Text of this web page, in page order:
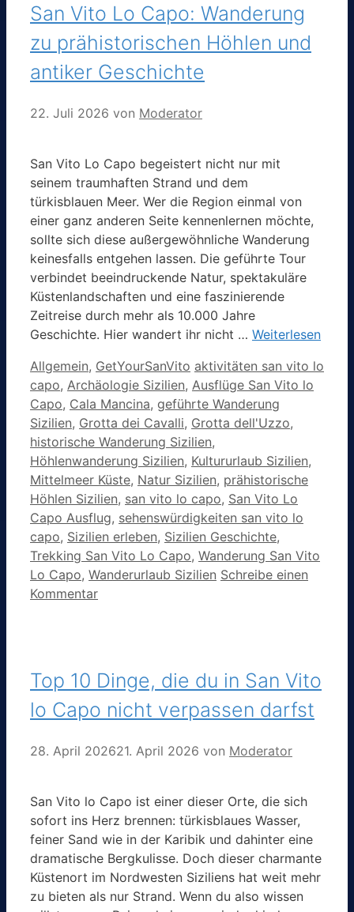
San Vito Lo Capo: Wanderung
zu prähistorischen Höhlen und
antiker Geschichte
22. Juli 2026 von Moderator
San Vito Lo Capo begeistert nicht nur mit
seinem traumhaften Strand und dem
türkisblauen Meer. Wer die Region einmal von
einer ganz anderen Seite kennenlernen möchte,
sollte sich diese außergewöhnliche Wanderung
keinesfalls entgehen lassen. Die geführte Tour
verbindet beeindruckende Natur, spektakuläre
Küstenlandschaften und eine faszinierende
Zeitreise durch mehr als 10.000 Jahre
Geschichte. Hier wandert ihr nicht … Weiterlesen
Kategorien
Allgemein, GetYourSanVito Schlagwörter
aktivitäten san vito lo
capo, Archäologie Sizilien, Ausflüge San Vito lo
Capo, Cala Mancina, geführte Wanderung
Sizilien, Grotta dei Cavalli, Grotta dell'Uzzo,
historische Wanderung Sizilien,
Höhlenwanderung Sizilien, Kultururlaub Sizilien,
Mittelmeer Küste, Natur Sizilien, prähistorische
Höhlen Sizilien, san vito lo capo, San Vito Lo
Capo Ausflug, sehenswürdigkeiten san vito lo
capo, Sizilien erleben, Sizilien Geschichte,
Trekking San Vito Lo Capo, Wanderung San Vito
Lo Capo, Wanderurlaub Sizilien Schreibe einen
Kommentar
Top 10 Dinge, die du in San Vito
lo Capo nicht verpassen darfst
28. April 202621. April 2026 von Moderator
San Vito lo Capo ist einer dieser Orte, die sich
sofort ins Herz brennen: türkisblaues Wasser,
feiner Sand wie in der Karibik und dahinter eine
dramatische Bergkulisse. Doch dieser charmante
Küstenort im Nordwesten Siziliens hat weit mehr
zu bieten als nur Strand. Wenn du also wissen